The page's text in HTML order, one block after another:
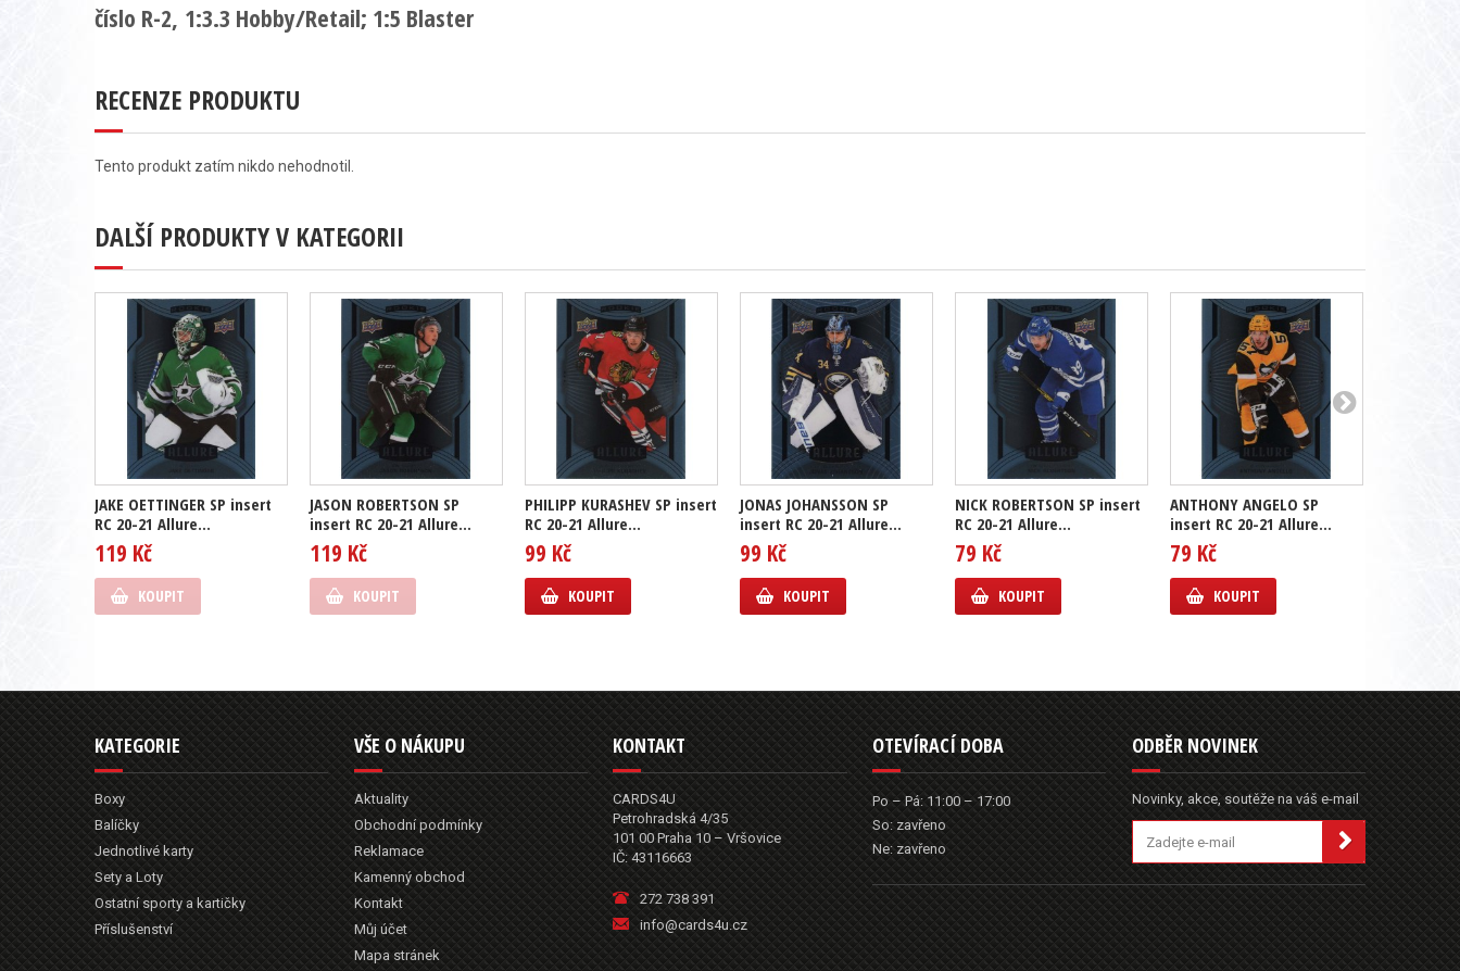
číslo R-2, 1:3.3 Hobby/Retail; 1:5 Blaster
RECENZE PRODUKTU
Tento produkt zatím nikdo nehodnotil.
DALŠÍ PRODUKTY V KATEGORII
JAKE OETTINGER SP insert
RC 20-21 Allure...
119 Kč
KOUPIT
JASON ROBERTSON SP
insert RC 20-21 Allure...
119 Kč
KOUPIT
PHILIPP KURASHEV SP insert
RC 20-21 Allure...
99 Kč
KOUPIT
JONAS JOHANSSON SP
insert RC 20-21 Allure...
99 Kč
KOUPIT
NICK ROBERTSON SP insert
RC 20-21 Allure...
79 Kč
KOUPIT
ANTHONY ANGELO SP
insert RC 20-21 Allure...
79 Kč
KOUPIT
KATEGORIE
Boxy
Balíčky
Jednotlivé karty
Sety a Loty
Ostatní sporty a kartičky
Příslušenství
VŠE O NÁKUPU
Aktuality
Obchodní podmínky
Reklamace
Kamenný obchod
Kontakt
Můj účet
Mapa stránek
KONTAKT
CARDS4U
Petrohradská 4/35
101 00 Praha 10 – Vršovice
IČ: 43116663
272 738 391
info@cards4u.cz
OTEVÍRACÍ DOBA
Po – Pá: 11:00 – 17:00
So: zavřeno
Ne: zavřeno
ODBĚR NOVINEK
Novinky, akce, soutěže na váš e-mail